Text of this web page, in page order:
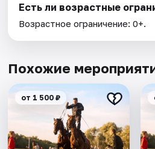
Есть ли возрастные
Возрастное ограничение: 0+.
Похожие
от 1 500 ₽